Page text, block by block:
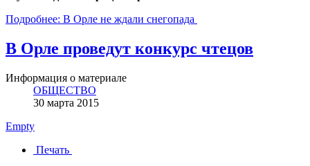
Подробнее: В Орле не ждали снегопада
В Орле проведут конкурс чтецов
Информация о материале
ОБЩЕСТВО
30 марта 2015
Empty
Печать